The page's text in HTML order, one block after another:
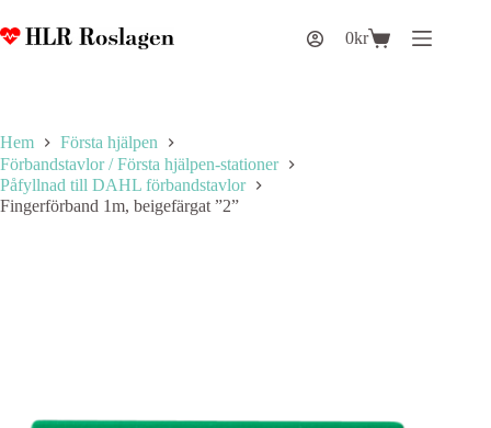
till
innehåll
Varukorg
0kr
Hem
Första hjälpen
Förbandstavlor / Första hjälpen-stationer
Påfyllnad till DAHL förbandstavlor
Fingerförband 1m, beigefärgat ”2”